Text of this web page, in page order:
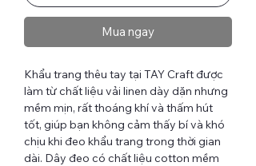
Mua ngay
Khẩu trang thêu tay tại TAY Craft được
làm từ chất liệu vải linen dày dặn nhưng
mềm mịn, rất thoáng khí và thấm hút
tốt, giúp bạn không cảm thấy bí và khó
chịu khi đeo khẩu trang trong thời gian
dài. Dây đeo có chất liệu cotton mềm